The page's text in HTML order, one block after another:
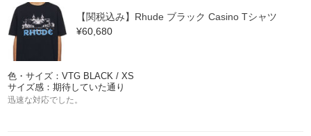
【関税込み】Rhude ブラック Casino Tシャツ
¥60,680
色・サイズ：VTG BLACK / XS
サイズ感：期待していた通り
迅速な対応でした。